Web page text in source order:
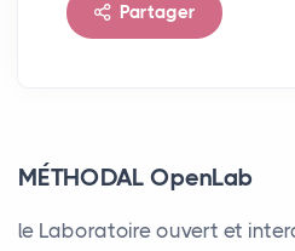
Partager
MÉTHODAL OpenLab
le Laboratoire ouvert et